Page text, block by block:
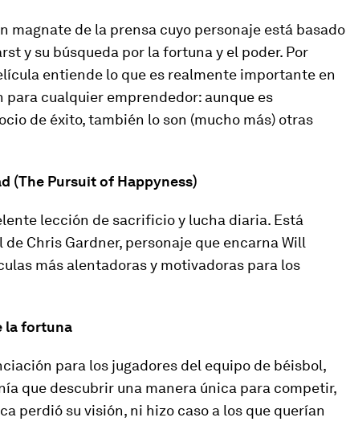
magnate de la prensa cuyo personaje está basado
y su búsqueda por la fortuna y el poder. Por
entiende lo que es realmente importante en
para cualquier emprendedor: aunque es
de éxito, también lo son (mucho más) otras
(The Pursuit of Happyness)
lección de sacrificio y lucha diaria. Está
Chris Gardner, personaje que encarna Will
más alentadoras y motivadoras para los
la fortuna
para los jugadores del equipo de béisbol,
que descubrir una manera única para competir,
perdió su visión, ni hizo caso a los que querían